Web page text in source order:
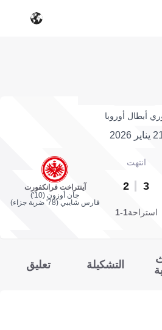
أبطال أوروبا
2026
انتهت
3
2
آينتراخت فرانكفورت
جان أوزون (10')
فارس شايبي (78' ضربة جزاء)
استراحة1-1
التشكيلة تعليق